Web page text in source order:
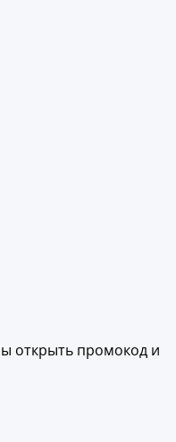
открыть промокод и